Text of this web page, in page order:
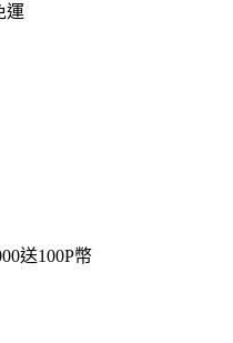
運
送100P幣